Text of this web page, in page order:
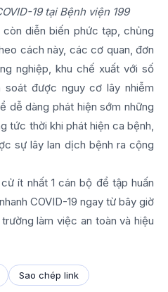
19 tại Bệnh viện 199
còn diễn biến phức tạp, chủng
cách này, các cơ quan, đơn
nghiệp, khu chế xuất với số
được nguy cơ lây nhiễm
dễ dàng phát hiện sớm những
tức thời khi phát hiện ca bệnh,
sự lây lan dịch bệnh ra cộng
ít nhất 1 cán bộ để tập huấn
COVID-19 ngay từ bây giờ
làm việc an toàn và hiệu
Sao chép link